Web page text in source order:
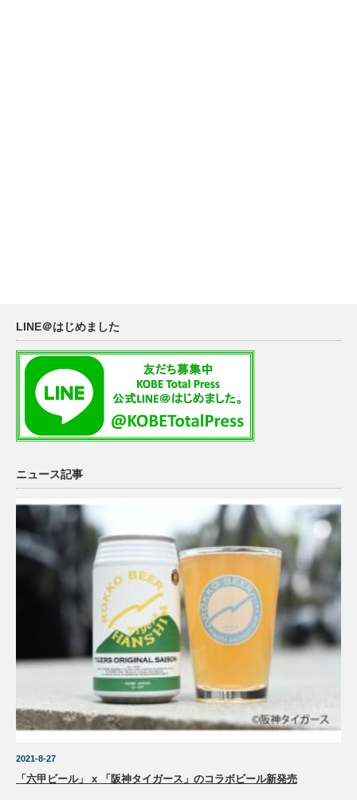
LINE＠はじめました
ニュース記事
2021-8-27
「六甲ビール」 x 「阪神タイガース」のコラボビール新発売